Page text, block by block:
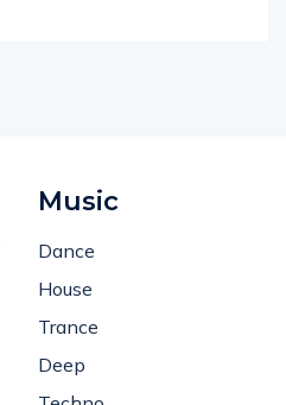
Deep